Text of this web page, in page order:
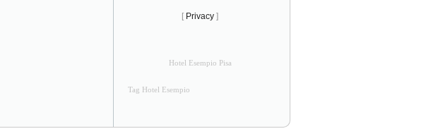
[ Privacy ]
Hotel Esempio Pisa
Tag Hotel Esempio